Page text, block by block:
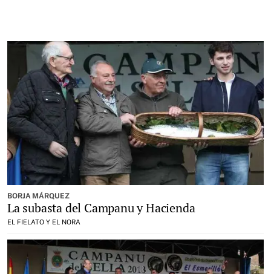
BORJA MÁRQUEZ
La subasta del Campanu y Hacienda
EL FIELATO Y EL NORA